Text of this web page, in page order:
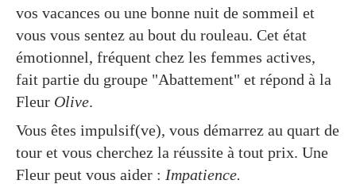
vos vacances ou une bonne nuit de sommeil et
vous vous sentez au bout du rouleau. Cet état
émotionnel, fréquent chez les femmes actives,
fait partie du groupe "Abattement" et répond à la
Fleur Olive.
Vous êtes impulsif(ve), vous démarrez au quart de
tour et vous cherchez la réussite à tout prix. Une
Fleur peut vous aider : Impatience.